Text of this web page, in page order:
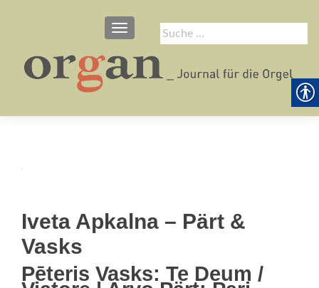
Suche
nach:
SCHALTE NAVIGATION
Iveta Apkalna – Pärt &
Vasks
Pēteris Vasks: Te Deum /